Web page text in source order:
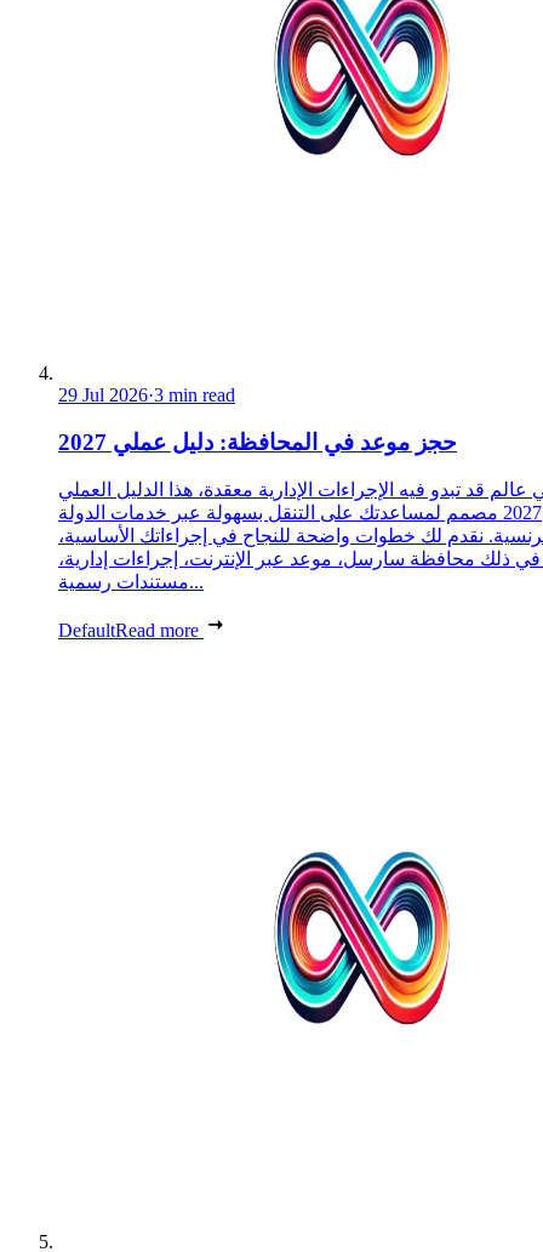
29 Jul 2026·3 min read
حجز موعد في المحافظة: دليل عملي 2027
عالم قد تبدو فيه الإجراءات الإدارية معقدة، هذا الدليل العملي
2027 مصمم لمساعدتك على التنقل بسهولة عبر خدمات الدولة
نقدم لك خطوات واضحة للنجاح في إجراءاتك الأساسية،
في ذلك محافظة سارسل، موعد عبر الإنترنت، إجراءات إدارية،
مستندات رسمية...
DefaultRead more